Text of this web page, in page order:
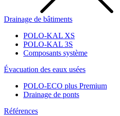
Drainage de bâtiments
POLO-KAL XS
POLO-KAL 3S
Composants système
Évacuation des eaux usées
POLO-ECO plus Premium
Drainage de ponts
Références